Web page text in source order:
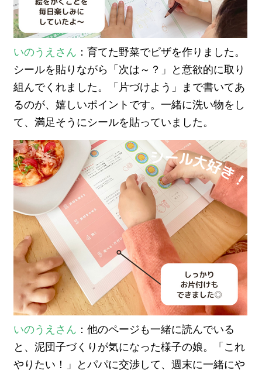
いのうえさん ：育てた野菜でピザを作りました。
シールを貼りながら「次は～？」と意欲的に取り
組んでくれました。「片づけよう」まで書いてあ
るのが、嬉しいポイントです。一緒に洗い物をし
て、満足そうにシールを貼っていました。
いのうえさん ：他のページも一緒に読んでいる
と、泥団子づくりが気になった様子の娘。「これ
やりたい！」とパパに交渉して、週末に一緒にや